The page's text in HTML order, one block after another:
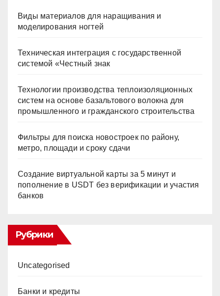
Виды материалов для наращивания и
моделирования ногтей
Техническая интеграция с государственной
системой «Честный знак
Технологии производства теплоизоляционных
систем на основе базальтового волокна для
промышленного и гражданского строительства
Фильтры для поиска новостроек по району,
метро, площади и сроку сдачи
Создание виртуальной карты за 5 минут и
пополнение в USDT без верификации и участия
банков
Рубрики
Uncategorised
Банки и кредиты